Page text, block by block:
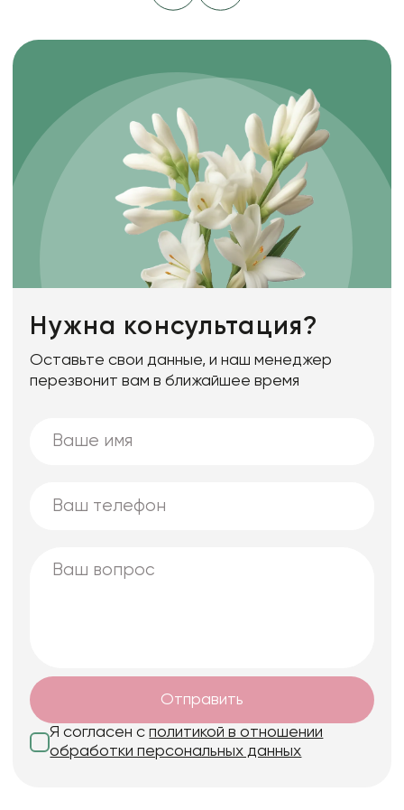
Нужна консультация?
Оставьте свои данные, и наш менеджер
перезвонит вам в ближайшее время
Отправить
Я согласен сполитикой в отношении
обработки персональных данных